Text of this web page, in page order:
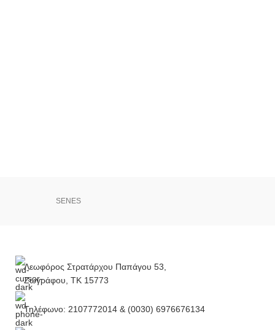
SENES
Λεωφόρος Στρατάρχου Παπάγου 53,
Ζωγράφου, ΤΚ 15773
Τηλέφωνο: 2107772014 & (0030) 6976676134